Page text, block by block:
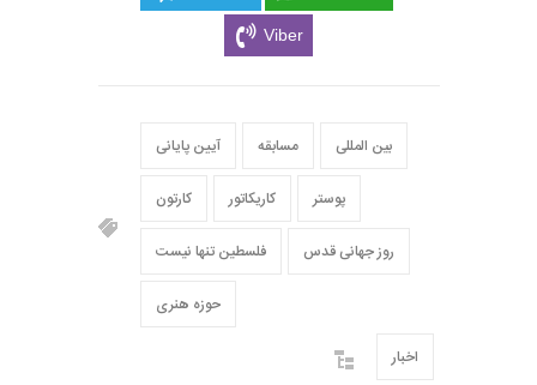
Viber
آیین پایانی مسابقه بین المللی
کارتون کاریکاتور پوستر
فلسطین تنها نیست روز جهانی قدس
حوزه هنری
اخبار